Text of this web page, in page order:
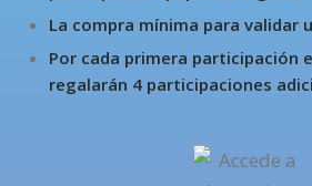
La compra mínima para validar
Por cada primera participación
regalarán 4 participaciones